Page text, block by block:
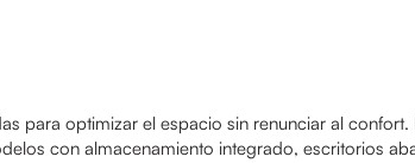
para optimizar el espacio sin renunciar al
con almacenamiento integrado, escritorios